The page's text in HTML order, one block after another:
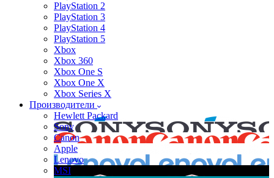
PlayStation 2
PlayStation 3
PlayStation 4
PlayStation 5
Xbox
Xbox 360
Xbox One S
Xbox One X
Xbox Series X
Производители
Hewlett Packard
Sony
Canon
Apple
Lenovo
MSI